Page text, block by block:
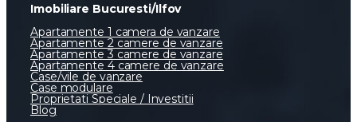
Imobiliare Bucuresti/Ilfov
Apartamente 1 camera de vanzare
Apartamente 2 camere de vanzare
Apartamente 3 camere de vanzare
Apartamente 4 camere de vanzare
Case/vile de vanzare
Case modulare
Proprietati Speciale / Investitii
Blog